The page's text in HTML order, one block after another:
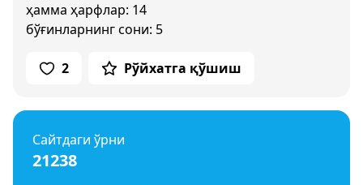
ҳамма ҳарфлар: 14
бўғинларнинг сони: 5
2 Рўйхатга қўшиш
Сайтдаги ўрни
21238